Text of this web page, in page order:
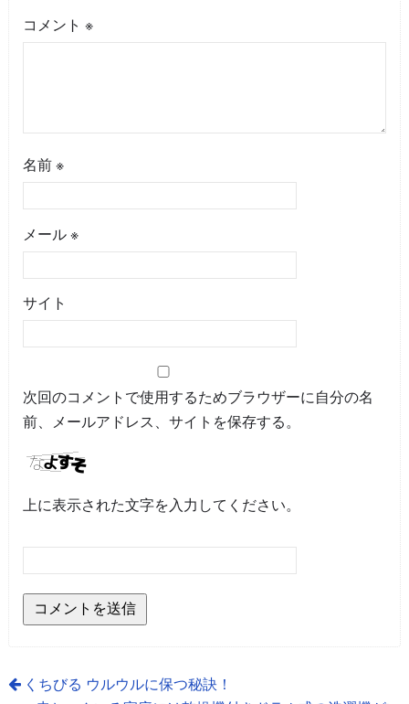
コメント ※
名前 ※
メール ※
サイト
次回のコメントで使用するためブラウザーに自分の名
前、メールアドレス、サイトを保存する。
上に表示された文字を入力してください。
くちびる ウルウルに保つ秘訣！